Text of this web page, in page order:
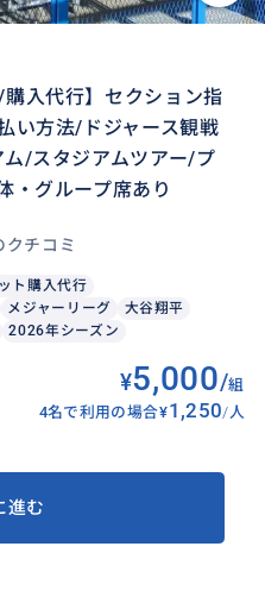
購入代行】セクション指
い方法/ドジャース観戦
/スタジアムツアー/プ
・グループ席あり
クチコミ
ト購入代行
メジャーリーグ
大谷翔平
2026年シーズン
¥5,000/組
4名で利用の場合¥1,250/ 人
進む